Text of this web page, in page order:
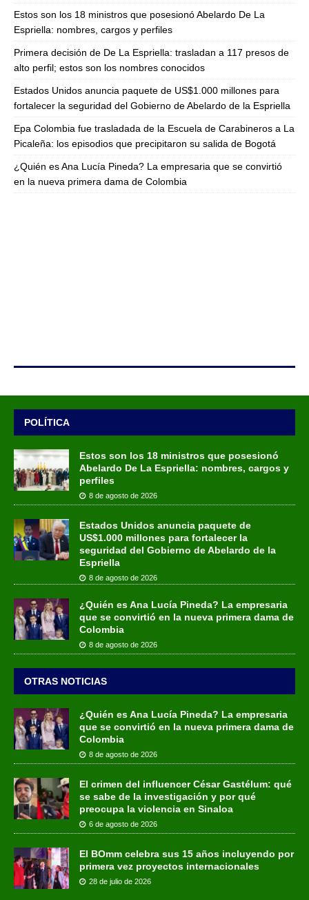
Estos son los 18 ministros que posesionó Abelardo De La
Espriella: nombres, cargos y perfiles
Primera decisión de De La Espriella: trasladan a 117 presos de
alto perfil; estos son los nombres conocidos
Estados Unidos anuncia paquete de US$1.000 millones para
fortalecer la seguridad del Gobierno de Abelardo de la Espriella
Epa Colombia fue trasladada de la Escuela de Carabineros a La
Picaleña: los episodios que precipitaron su salida de Bogotá
¿Quién es Ana Lucía Pineda? La empresaria que se convirtió
en la nueva primera dama de Colombia
POLÍTICA
Estos son los 18 ministros que posesionó
Abelardo De La Espriella: nombres, cargos y
perfiles
8 de agosto de 2026
Estados Unidos anuncia paquete de
US$1.000 millones para fortalecer la
seguridad del Gobierno de Abelardo de la
Espriella
8 de agosto de 2026
¿Quién es Ana Lucía Pineda? La empresaria
que se convirtió en la nueva primera dama de
Colombia
8 de agosto de 2026
OTRAS NOTICIAS
¿Quién es Ana Lucía Pineda? La empresaria
que se convirtió en la nueva primera dama de
Colombia
8 de agosto de 2026
El crimen del influencer César Gastélum: qué
se sabe de la investigación y por qué
preocupa la violencia en Sinaloa
6 de agosto de 2026
El BOmm celebra sus 15 años incluyendo por
primera vez proyectos internacionales
28 de julio de 2026